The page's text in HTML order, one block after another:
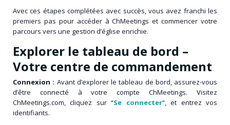
Avec ces étapes complétées avec succès, vous avez franchi les
premiers pas pour accéder à ChMeetings et commencer votre
parcours vers une gestion d’église enrichie.
Explorer le tableau de bord –
Votre centre de commandement
Connexion : Avant d’explorer le tableau de bord, assurez-vous
d’être connecté à votre compte ChMeetings. Visitez
ChMeetings.com, cliquez sur “Se connecter“, et entrez vos
identifiants.